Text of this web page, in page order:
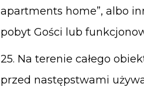
apartments home”, albo
pobyt Gości lub
25. Na terenie całego
przed następstwami